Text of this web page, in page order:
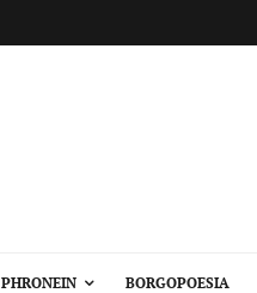
PHRONEIN BORGOPOESIA